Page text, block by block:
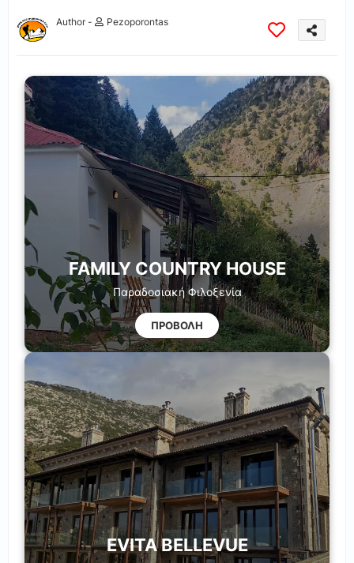
Author - Pezoporontas
FAMILY COUNTRY HOUSE
Παραδοσιακή Φιλοξενία
ΠΡΟΒΟΛΗ
EVITA BELLEVUE